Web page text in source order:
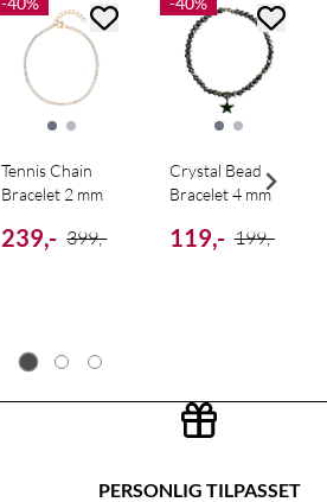
Tennis Chain
Bracelet 2 mm
239,- 399,-
Crystal Bead
Bracelet 4 mm
119,- 199,-
PERSONLIG TILPASSET